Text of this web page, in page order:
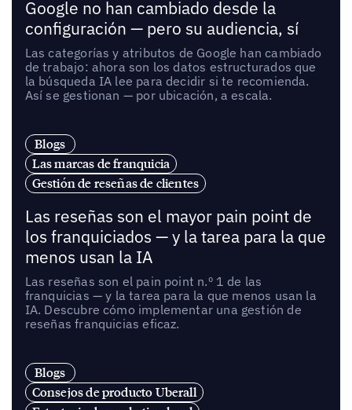
Google no han cambiado desde la
configuración — pero su audiencia, sí
Las categorías y atributos de Google han cambiado
de trabajo: ahora son los datos estructurados que
la búsqueda IA lee para decidir si te recomienda.
Así se gestionan — por ubicación, a escala.
Blogs
Las marcas de franquicia
Gestión de reseñas de clientes
Las reseñas son el mayor pain point de
los franquiciados — y la tarea para la que
menos usan la IA
Las reseñas son el pain point n.º 1 de las
franquicias — y la tarea para la que menos usan la
IA. Descubre cómo implementar una gestión de
reseñas franquicias eficaz.
Blogs
Consejos de producto Uberall